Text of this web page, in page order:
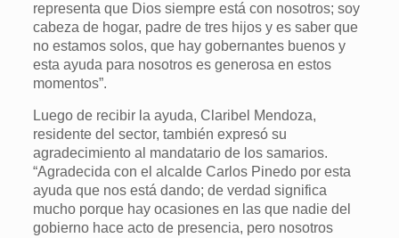
representa que Dios siempre está con nosotros; soy
cabeza de hogar, padre de tres hijos y es saber que
no estamos solos, que hay gobernantes buenos y
esta ayuda para nosotros es generosa en estos
momentos”.
Luego de recibir la ayuda, Claribel Mendoza,
residente del sector, también expresó su
agradecimiento al mandatario de los samarios.
“Agradecida con el alcalde Carlos Pinedo por esta
ayuda que nos está dando; de verdad significa
mucho porque hay ocasiones en las que nadie del
gobierno hace acto de presencia, pero nosotros